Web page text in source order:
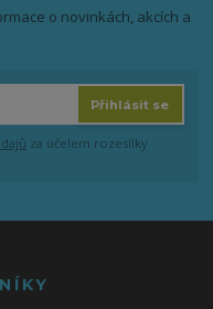
o novinkách, akcích a
Přihlásit se
za účelem rozesílky